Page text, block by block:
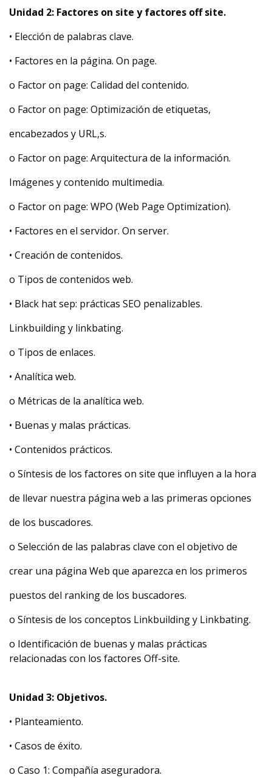
Unidad 2: Factores on site y factores off site.
• Elección de palabras clave.
• Factores en la página. On page.
o Factor on page: Calidad del contenido.
o Factor on page: Optimización de etiquetas,
encabezados y URL,s.
o Factor on page: Arquitectura de la información.
Imágenes y contenido multimedia.
o Factor on page: WPO (Web Page Optimization).
• Factores en el servidor. On server.
• Creación de contenidos.
o Tipos de contenidos web.
• Black hat sep: prácticas SEO penalizables.
Linkbuilding y linkbating.
o Tipos de enlaces.
• Analítica web.
o Métricas de la analítica web.
• Buenas y malas prácticas.
• Contenidos prácticos.
o Síntesis de los factores on site que influyen a la hora
de llevar nuestra página web a las primeras opciones
de los buscadores.
o Selección de las palabras clave con el objetivo de
crear una página Web que aparezca en los primeros
puestos del ranking de los buscadores.
o Síntesis de los conceptos Linkbuilding y Linkbating.
o Identificación de buenas y malas prácticas
relacionadas con los factores Off-site.
Unidad 3: Objetivos.
• Planteamiento.
• Casos de éxito.
o Caso 1: Compañía aseguradora.